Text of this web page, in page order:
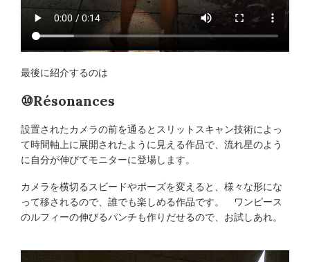
最後に紹介するのは
⑩Résonances
設置されたカメラの前を通るとスリットスキャン技術によっ
て時間軸上に展開されたように見える作品で、流れ星のよう
に自分が伸びてモニターに登場します。
カメラを横切るスビードやポーズを変えると、様々な形にな
って移されるので、誰でも楽しめる作品です。 ワンピース
のルフィーの伸びるパンチも作りだせるので、お試しあれ。